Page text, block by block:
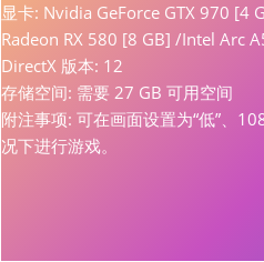
显卡: Nvidia GeForce GTX 970 [4
Radeon RX 580 [8 GB] /Intel Arc
DirectX 版本: 12
存储空间: 需要 27 GB 可用空间
附注事项: 可在画面设置为“低”、
况下进行游戏。